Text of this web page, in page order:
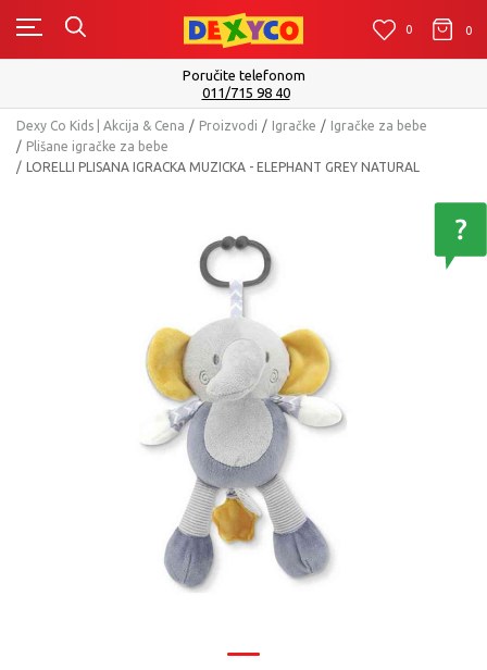
0 0 0
Poručite telefonom
011/715 98 40
Dexy Co Kids | Akcija & Cena Proizvodi Igračke
Igračke za bebe
Plišane igračke za bebe
LORELLI PLISANA IGRACKA MUZICKA - ELEPHANT GREY NATURAL